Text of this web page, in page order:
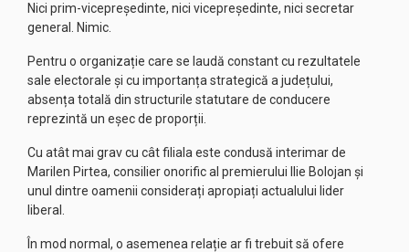
Nici prim-vicepreședinte, nici vicepreședinte, nici secretar
general. Nimic.
Pentru o organizație care se laudă constant cu rezultatele
sale electorale și cu importanța strategică a județului,
absența totală din structurile statutare de conducere
reprezintă un eșec de proporții.
Cu atât mai grav cu cât filiala este condusă interimar de
Marilen Pirtea, consilier onorific al premierului Ilie Bolojan și
unul dintre oamenii considerați apropiați actualului lider
liberal.
În mod normal, o asemenea relație ar fi trebuit să ofere